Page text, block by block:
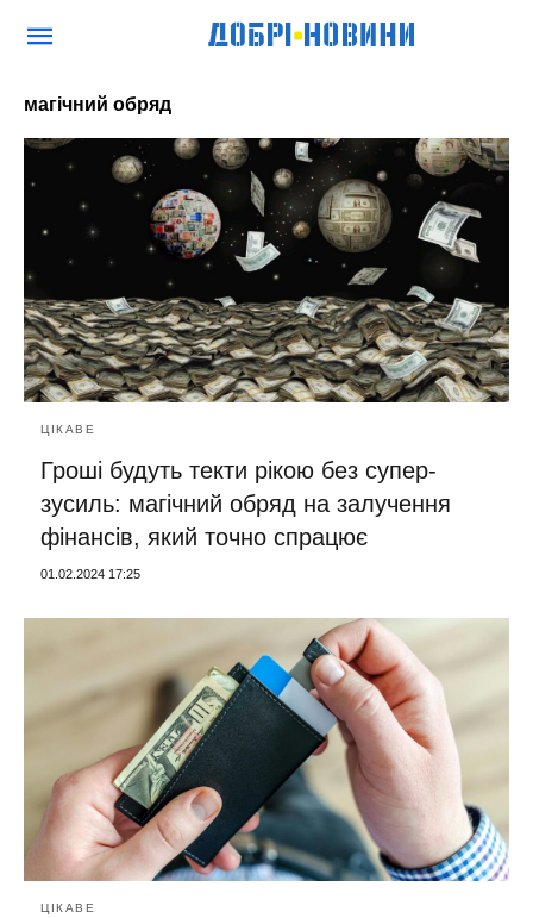
магічний обряд
ЦІКАВЕ
Гроші будуть текти рікою без супер-
зусиль: магічний обряд на залучення
фінансів, який точно спрацює
01.02.2024 17:25
ЦІКАВЕ